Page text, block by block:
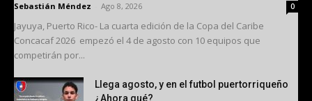
Sebastián Méndez Ago 8, 2026 0
Jayuya, Puerto Rico- La cuarta edición de la Copa del Caribe
Concacaf 2026 empezó el 4 de agosto con 10 equipos que
competirán por...
Llega agosto, y en el futbol puertorriqueño
¿Ahora qué?